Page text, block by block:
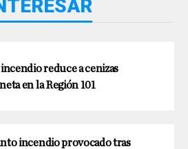
reduce a cenizas
en la Región 101
incendio provocado tras